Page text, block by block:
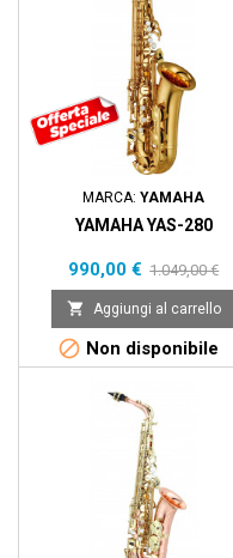
MARCA:YAMAHA
YAMAHA YAS-280
Prezzo
990,00 € Prezzo
base
1.049,00 €
 Aggiungi al carrello
 Non disponibile